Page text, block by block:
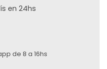
en 24hs
de 8 a 16hs